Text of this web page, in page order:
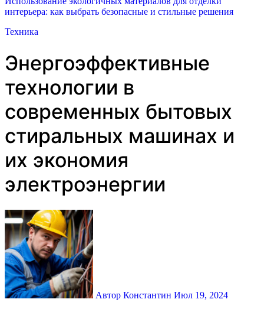
интерьера: как выбрать безопасные и стильные решения
Техника
Энергоэффективные
технологии в
современных бытовых
стиральных машинах и
их экономия
электроэнергии
Автор Константин Июл 19, 2024